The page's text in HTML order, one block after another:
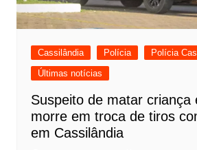
Cassilândia Polícia
Polícia
Últimas notícias
Suspeito de matar criança
morre em troca de tiros
em Cassilândia